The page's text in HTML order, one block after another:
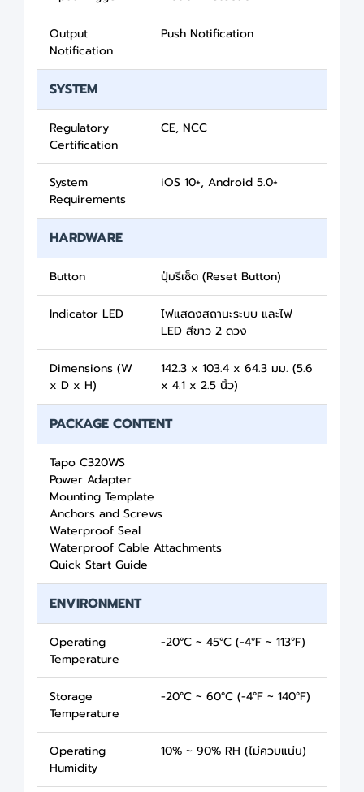
Output
Notification
Push Notification
SYSTEM
Regulatory
Certification
CE, NCC
System
Requirements
iOS 10+, Android 5.0+
HARDWARE
Button ปุ่มรีเซ็ต (Reset Button)
Indicator LED
ไฟแสดงสถานะระบบ และไฟ
LED สีขาว 2 ดวง
Dimensions (W
x D x H)
142.3 x 103.4 x 64.3 มม. (5.6
x 4.1 x 2.5 นิ้ว)
PACKAGE CONTENT
Tapo C320WS
Power Adapter
Mounting Template
Anchors and Screws
Waterproof Seal
Waterproof Cable Attachments
Quick Start Guide
ENVIRONMENT
Operating
Temperature
-20°C ~ 45°C (-4°F ~ 113°F)
Storage
Temperature
-20°C ~ 60°C (-4°F ~ 140°F)
Operating
Humidity
10% ~ 90% RH (ไม่ควบแน่น)